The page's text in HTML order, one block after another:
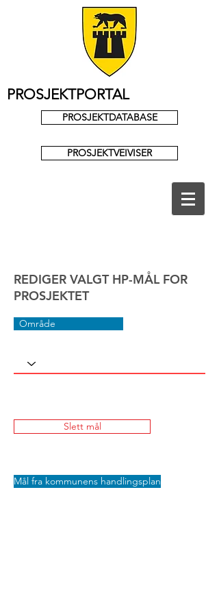
PROSJEKTPORTAL
PROSJEKTDATABASE
PROSJEKTVEIVISER
REDIGER VALGT HP-MÅL FOR
PROSJEKTET
Område
Slett mål
Mål fra kommunens handlingsplan